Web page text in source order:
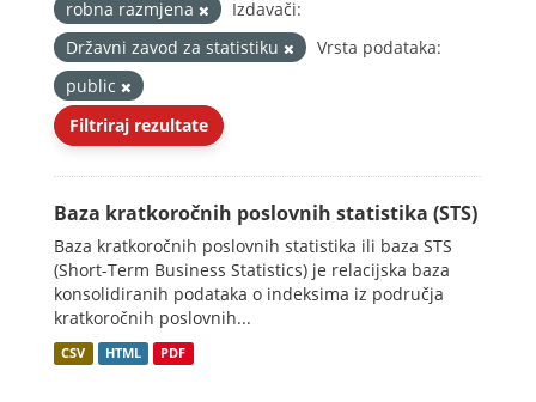
robna razmjena
Izdavači:
Državni zavod za statistiku
Vrsta podataka:
public
Filtriraj rezultate
Baza kratkoročnih poslovnih statistika (STS)
Baza kratkoročnih poslovnih statistika ili baza STS
(Short-Term Business Statistics) je relacijska baza
konsolidiranih podataka o indeksima iz područja
kratkoročnih poslovnih...
CSV HTML PDF